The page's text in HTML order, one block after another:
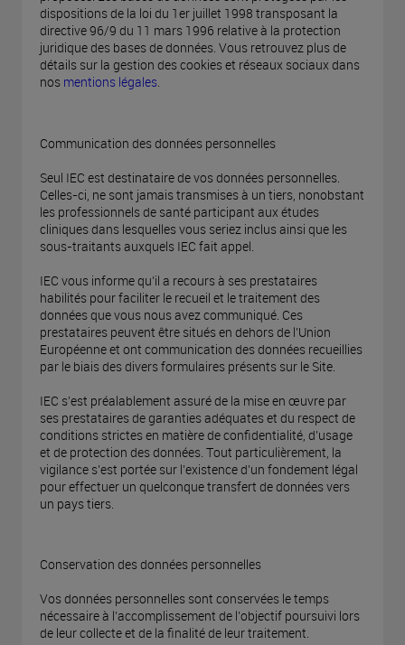
dispositions de la loi du 1er juillet 1998 transposant la
directive 96/9 du 11 mars 1996 relative à la protection
juridique des bases de données. Vous retrouvez plus de
détails sur la gestion des cookies et réseaux sociaux dans
nos mentions légales.
Communication des données personnelles
Seul IEC est destinataire de vos données personnelles.
Celles-ci, ne sont jamais transmises à un tiers, nonobstant
les professionnels de santé participant aux études
cliniques dans lesquelles vous seriez inclus ainsi que les
sous-traitants auxquels IEC fait appel.
IEC vous informe qu’il a recours à ses prestataires
habilités pour faciliter le recueil et le traitement des
données que vous nous avez communiqué. Ces
prestataires peuvent être situés en dehors de l’Union
Européenne et ont communication des données recueillies
par le biais des divers formulaires présents sur le Site.
IEC s’est préalablement assuré de la mise en œuvre par
ses prestataires de garanties adéquates et du respect de
conditions strictes en matière de confidentialité, d’usage
et de protection des données. Tout particulièrement, la
vigilance s’est portée sur l’existence d’un fondement légal
pour effectuer un quelconque transfert de données vers
un pays tiers.
Conservation des données personnelles
Vos données personnelles sont conservées le temps
nécessaire à l’accomplissement de l’objectif poursuivi lors
de leur collecte et de la finalité de leur traitement.